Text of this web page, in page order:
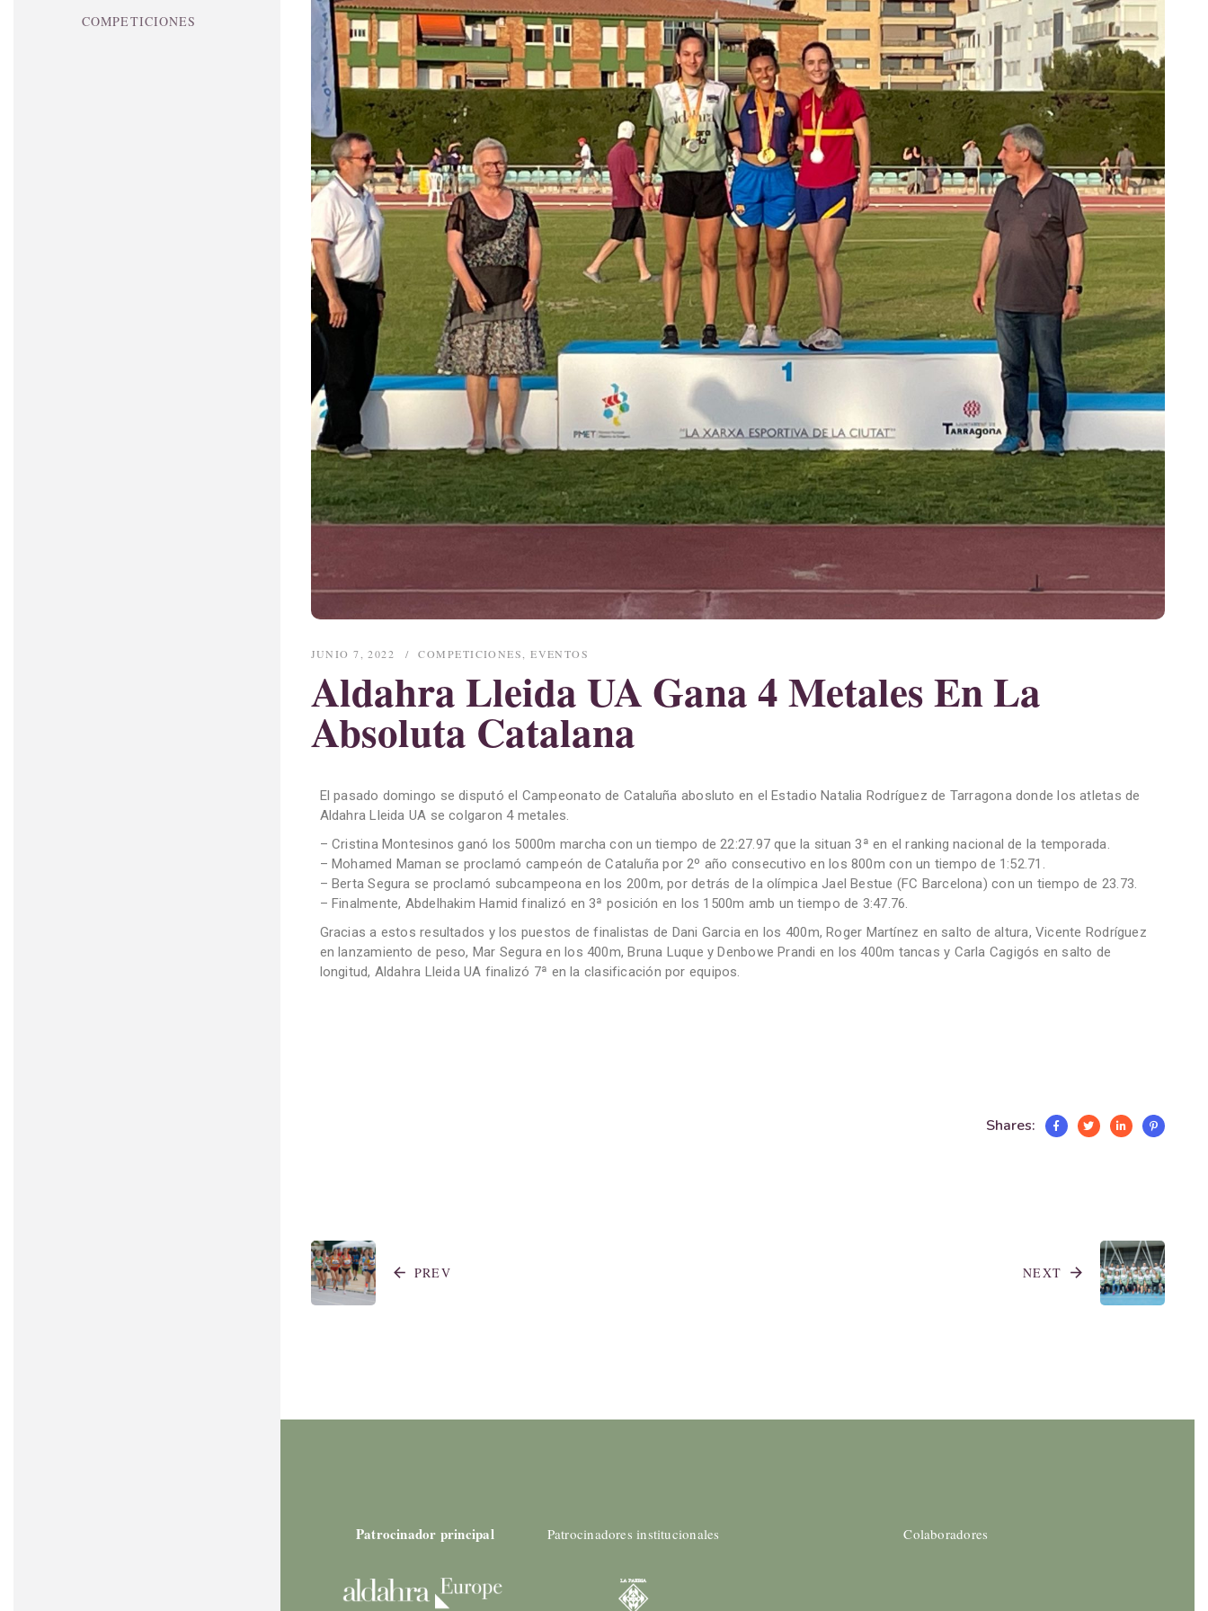
COMPETICIONES
JUNIO 7, 2022 COMPETICIONES ,EVENTOS
Aldahra Lleida UA Gana 4 Metales En La
Absoluta Catalana
El pasado domingo se disputó el Campeonato de Cataluña abosluto en el Estadio Natalia Rodríguez de Tarragona donde los atletas de
Aldahra Lleida UA se colgaron 4 metales.
– Cristina Montesinos ganó los 5000m marcha con un tiempo de 22:27.97 que la situan 3ª en el ranking nacional de la temporada.
– Mohamed Maman se proclamó campeón de Cataluña por 2º año consecutivo en los 800m con un tiempo de 1:52.71.
– Berta Segura se proclamó subcampeona en los 200m, por detrás de la olímpica Jael Bestue (FC Barcelona) con un tiempo de 23.73.
– Finalmente, Abdelhakim Hamid finalizó en 3ª posición en los 1500m amb un tiempo de 3:47.76.
Gracias a estos resultados y los puestos de finalistas de Dani Garcia en los 400m, Roger Martínez en salto de altura, Vicente Rodríguez
en lanzamiento de peso, Mar Segura en los 400m, Bruna Luque y Denbowe Prandi en los 400m tancas y Carla Cagigós en salto de
longitud, Aldahra Lleida UA finalizó 7ª en la clasificación por equipos.
Shares:
arrow_back PREV NEXT arrow_forward
Patrocinador principal Patrocinadores institucionales Colaboradores